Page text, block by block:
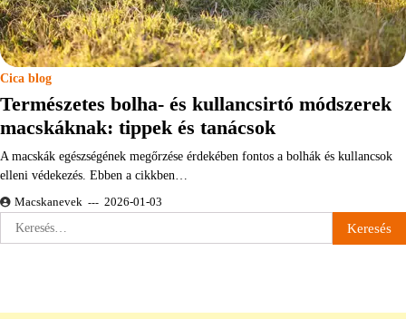
Cica blog
Természetes bolha- és kullancsirtó módszerek
macskáknak: tippek és tanácsok
A macskák egészségének megőrzése érdekében fontos a bolhák és kullancsok
elleni védekezés. Ebben a cikkben…
Macskanevek 2026-01-03
Keresés: